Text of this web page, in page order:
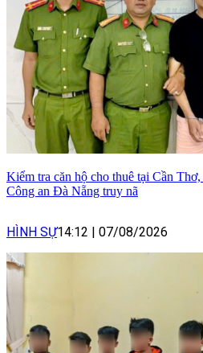
Kiểm tra căn hộ cho thuê tại Cần
Công an Đà Nẵng truy nã
HÌNH SỰ14:12 07/08/2026